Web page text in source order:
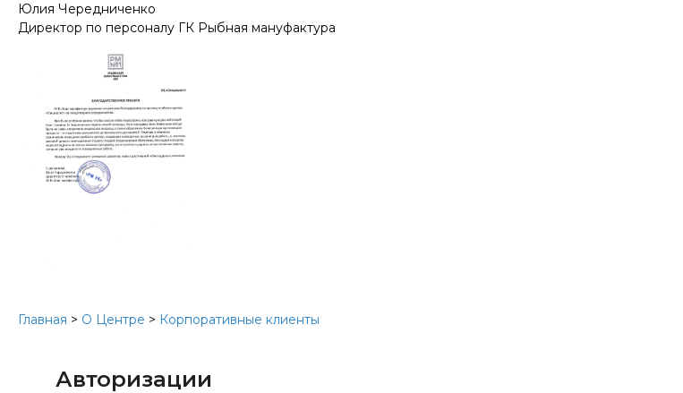
Юлия Чередниченко
Директор по персоналу ГК Рыбная мануфактура
Главная > О Центре > Корпоративные клиенты
Авторизации